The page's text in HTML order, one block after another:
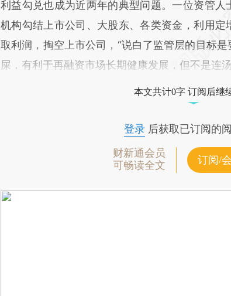
利益勾兑也成为近两年的典型问题。一位资管
机构勾结上市公司、大股东、各类资金，利用
取利润，掏空上市公司，“说白了监管层的目标
屎，有利于再融资市场长期健康发展，但不是连
本文共计0字 订阅后继
登录后获取已订阅的
财新通会员
可畅读全文
订阅/